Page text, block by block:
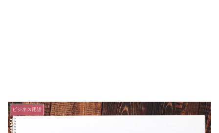
ビジネス用語